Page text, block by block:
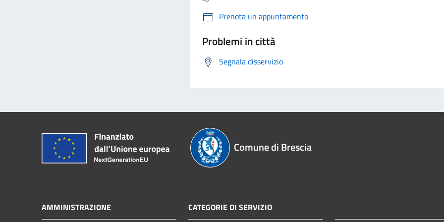
Prenota un appuntamento
Problemi in città
Segnala disservizio
Comune di Brescia
AMMINISTRAZIONE CATEGORIE DI SERVIZIO